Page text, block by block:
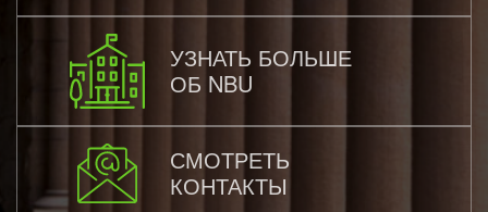
УЗНАТЬ БОЛЬШЕ
ОБ NBU
СМОТРЕТЬ
КОНТАКТЫ